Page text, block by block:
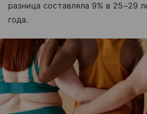
разница составляла 9% в 25−29
года.